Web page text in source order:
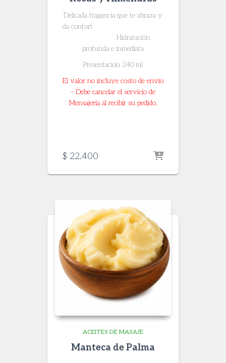
Delicada fragancia que te abraza y
da confort
Hidratación
profunda e inmediata
Presentación 240 ml
El valor no incluye costo de envío
– Debe cancelar el servicio de
Mensajería al recibir su pedido.
$ 22.400
ACEITES DE MASAJE
Manteca de Palma